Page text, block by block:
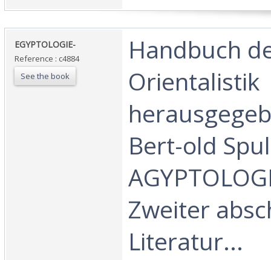
‎EGYPTOLOGIE-‎
Reference : c4884
See the book
‎Handbuch
Orientalistik
Bert-old
Zweiter
Literatur...‎